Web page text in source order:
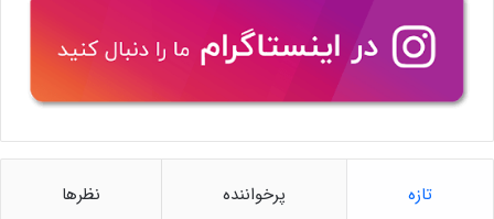
تازه پرخواننده نظرها